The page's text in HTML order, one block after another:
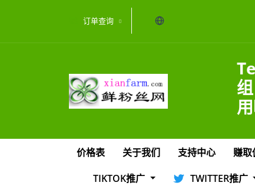
订单查询 当前语言：中文
价格表 关于我们 支持中心 赚取
TIKTOK推广
TWITTER推广